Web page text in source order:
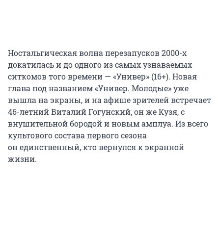
Ностальгическая волна перезапусков 2000-х
докатилась и до одного из самых узнаваемых
ситкомов того времени — «Универ» (16+). Новая
глава под названием «Универ. Молодые» уже
вышла на экраны, и на афише зрителей встречает
46-летний Виталий Гогунский, он же Кузя, с
внушительной бородой и новым амплуа. Из всего
культового состава первого сезона
он единственный, кто вернулся к экранной
жизни.